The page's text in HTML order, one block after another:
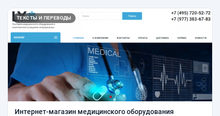
ТЕКСТЫ И ПЕРЕВОДЫ
Интернет-магазин медицинского оборудования